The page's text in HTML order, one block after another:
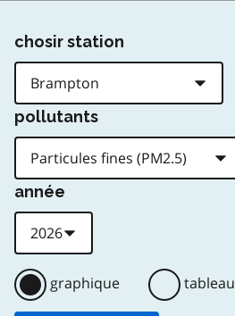
chosir station
pollutants
année
graphique tableau